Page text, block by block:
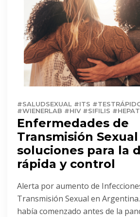
#SALUDSEXUAL #ITS
#WIENERLAB #HIV #SIFILIS
Enfermedades de
Transmisión
soluciones para la
rápida y control
Alerta por aumento de
Transmisión Sexual en
había comenzado antes de la